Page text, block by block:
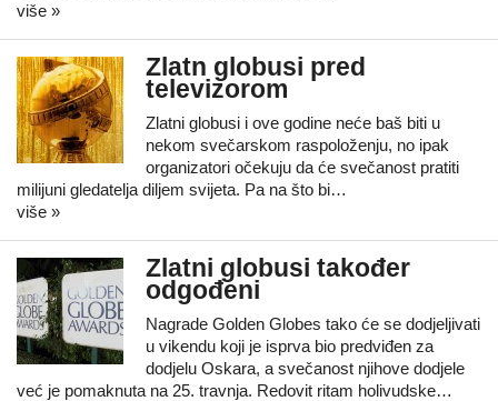
više »
Zlatn globusi pred
televizorom
Zlatni globusi i ove godine neće baš biti u
nekom svečarskom raspoloženju, no ipak
organizatori očekuju da će svečanost pratiti
milijuni gledatelja diljem svijeta. Pa na što bi…
više »
Zlatni globusi također
odgođeni
Nagrade Golden Globes tako će se dodjeljivati
u vikendu koji je isprva bio predviđen za
dodjelu Oskara, a svečanost njihove dodjele
već je pomaknuta na 25. travnja. Redovit ritam holivudske…